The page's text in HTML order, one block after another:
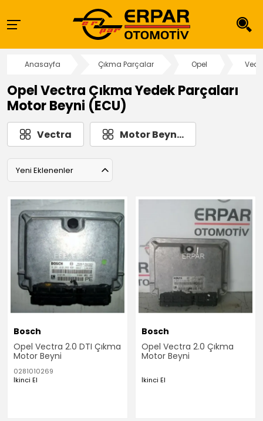
Anasayfa Çıkma Parçalar Opel
Opel Vectra Çıkma Yedek Parçaları
Motor Beyni (ECU)
Vectra Motor Beyn...
Yeni Eklenenler
Bosch
Opel Vectra 2.0 DTI Çıkma
Motor Beyni
0281010269
İkinci El
Bosch
Opel Vectra 2.0 Çıkma
Motor Beyni
İkinci El